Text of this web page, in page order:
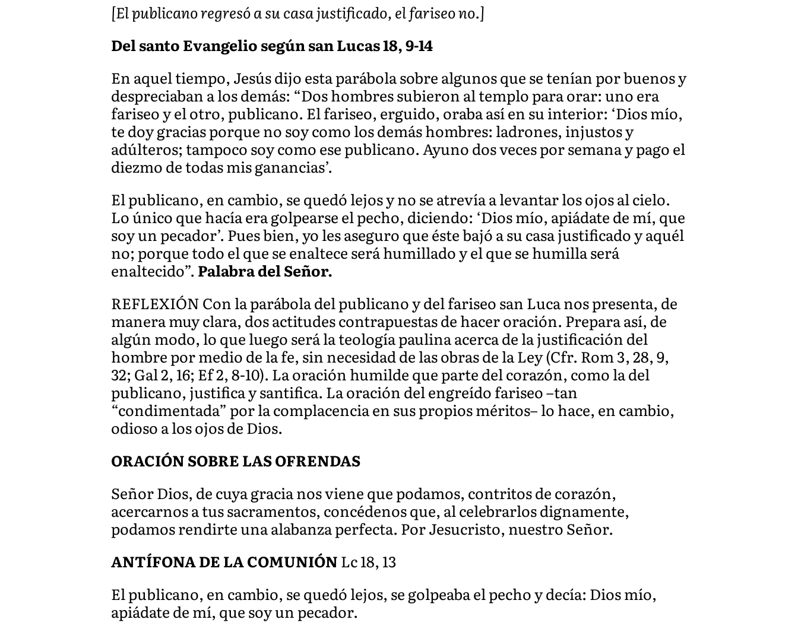
[El publicano regresó a su casa justificado, el fariseo no.]
Del santo Evangelio según san Lucas 18, 9-14
En aquel tiempo, Jesús dijo esta parábola sobre algunos que se tenían por buenos y
despreciaban a los demás: “Dos hombres subieron al templo para orar: uno era
fariseo y el otro, publicano. El fariseo, erguido, oraba así en su interior: ‘Dios mío,
te doy gracias porque no soy como los demás hombres: ladrones, injustos y
adúlteros; tampoco soy como ese publicano. Ayuno dos veces por semana y pago el
diezmo de todas mis ganancias’.
El publicano, en cambio, se quedó lejos y no se atrevía a levantar los ojos al cielo.
Lo único que hacía era golpearse el pecho, diciendo: ‘Dios mío, apiádate de mí, que
soy un pecador’. Pues bien, yo les aseguro que éste bajó a su casa justificado y aquél
no; porque todo el que se enaltece será humillado y el que se humilla será
enaltecido”. Palabra del Señor.
REFLEXIÓN Con la parábola del publicano y del fariseo san Luca nos presenta, de
manera muy clara, dos actitudes contrapuestas de hacer oración. Prepara así, de
algún modo, lo que luego será la teología paulina acerca de la justificación del
hombre por medio de la fe, sin necesidad de las obras de la Ley (Cfr. Rom 3, 28, 9,
32; Gal 2, 16; Ef 2, 8-10). La oración humilde que parte del corazón, como la del
publicano, justifica y santifica. La oración del engreído fariseo –tan
“condimentada” por la complacencia en sus propios méritos– lo hace, en cambio,
odioso a los ojos de Dios.
ORACIÓN SOBRE LAS OFRENDAS
Señor Dios, de cuya gracia nos viene que podamos, contritos de corazón,
acercarnos a tus sacramentos, concédenos que, al celebrarlos dignamente,
podamos rendirte una alabanza perfecta. Por Jesucristo, nuestro Señor.
ANTÍFONA DE LA COMUNIÓNLc 18, 13
El publicano, en cambio, se quedó lejos, se golpeaba el pecho y decía: Dios mío,
apiádate de mí, que soy un pecador.